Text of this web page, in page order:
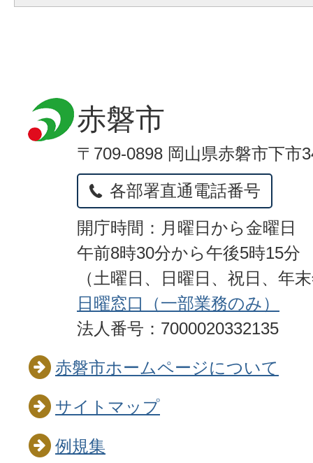
赤磐市
〒709-0898 岡山県赤磐市下市
各部署直通電話番号
開庁時間：月曜日から金曜日
午前8時30分から午後5時15分
（土曜日、日曜日、祝日、年
日曜窓口（一部業務のみ）
法人番号：7000020332135
赤磐市ホームページについて
サイトマップ
例規集